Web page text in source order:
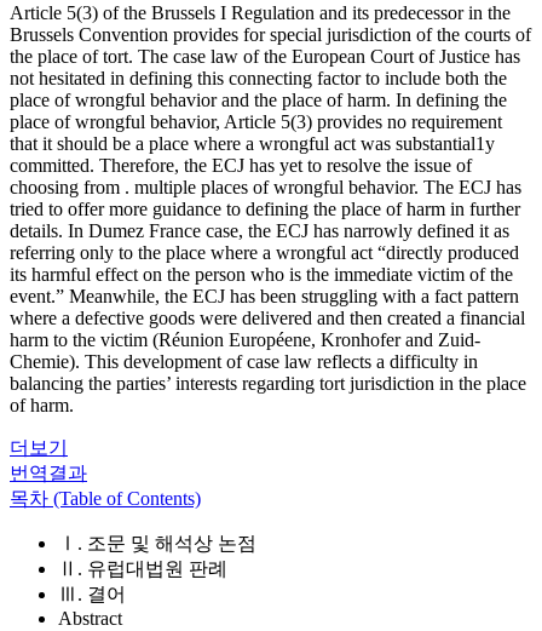
Article 5(3) of the Brussels I Regulation and its predecessor in the
Brussels Convention provides for special jurisdiction of the courts of
the place of tort. The case law of the European Court of Justice has
not hesitated in defining this connecting factor to include both the
place of wrongful behavior and the place of harm. In defining the
place of wrongful behavior, Article 5(3) provides no requirement
that it should be a place where a wrongful act was substantial1y
committed. Therefore, the ECJ has yet to resolve the issue of
choosing from . multiple places of wrongful behavior. The ECJ has
tried to offer more guidance to defining the place of harm in further
details. In Dumez France case, the ECJ has narrowly defined it as
referring only to the place where a wrongful act “directly produced
its harmful effect on the person who is the immediate victim of the
event.” Meanwhile, the ECJ has been struggling with a fact pattern
where a defective goods were delivered and then created a financial
harm to the victim (Réunion Européene, Kronhofer and Zuid-
Chemie). This development of case law reflects a difficulty in
balancing the parties’ interests regarding tort jurisdiction in the place
of harm.
더보기
번역결과
목차 (Table of Contents)
Ⅰ. 조문 및 해석상 논점
Ⅱ. 유럽대법원 판례
Ⅲ. 결어
Abstract